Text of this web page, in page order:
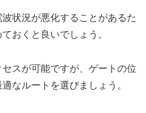
状況が悪化することがあるた
おくと良いでしょう。
スが可能ですが、ゲートの位
なルートを選びましょう。